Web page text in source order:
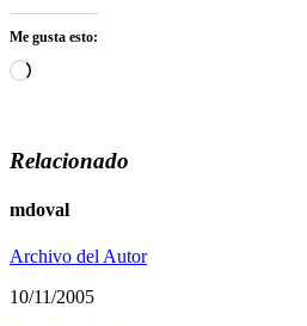
Me gusta esto:
Cargando...
Relacionado
mdoval
Archivo del Autor
10/11/2005